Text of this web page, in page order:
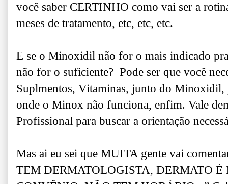
você saber CERTINHO como vai ser a
meses de tratamento, etc, etc, etc.
E se o Minoxidil não for o mais indicado
não for o suficiente? Pode ser que você
Suplmentos, Vitaminas, junto do Minoxidil,
onde o Minox não funciona, enfim. Vale
Profissional para buscar a orientação
Mas ai eu sei que MUITA gente vai
TEM DERMATOLOGISTA, DERMATO